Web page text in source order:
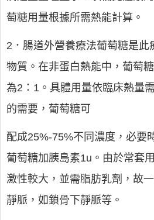
萄糖用量根據所需熱能計算。
2．腸道外營養療法葡萄糖是此
物質。在非蛋白熱能中，葡萄
為2：1。具體用量依臨床熱量
的需要，葡萄糖可
配成25%-75%不同濃度，必要
葡萄糖加胰島素1u。由於常套
激性較大，並需脂肪乳劑，故
靜脈，如鎖骨下靜脈等。